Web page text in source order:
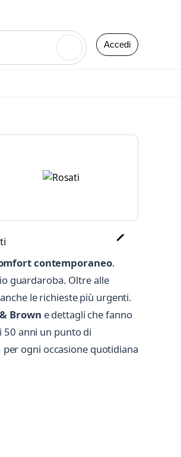
Accedi
contemporaneo.
guardaroba. Oltre alle
le richieste più urgenti.
Brown e dettagli che fanno
50 anni un punto di
per ogni occasione quotidiana